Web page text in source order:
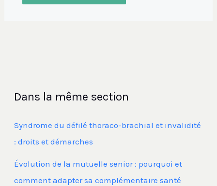
Dans la même section
Syndrome du défilé thoraco-brachial et invalidité
: droits et démarches
Évolution de la mutuelle senior : pourquoi et
comment adapter sa complémentaire santé